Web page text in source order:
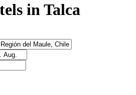
in Talca